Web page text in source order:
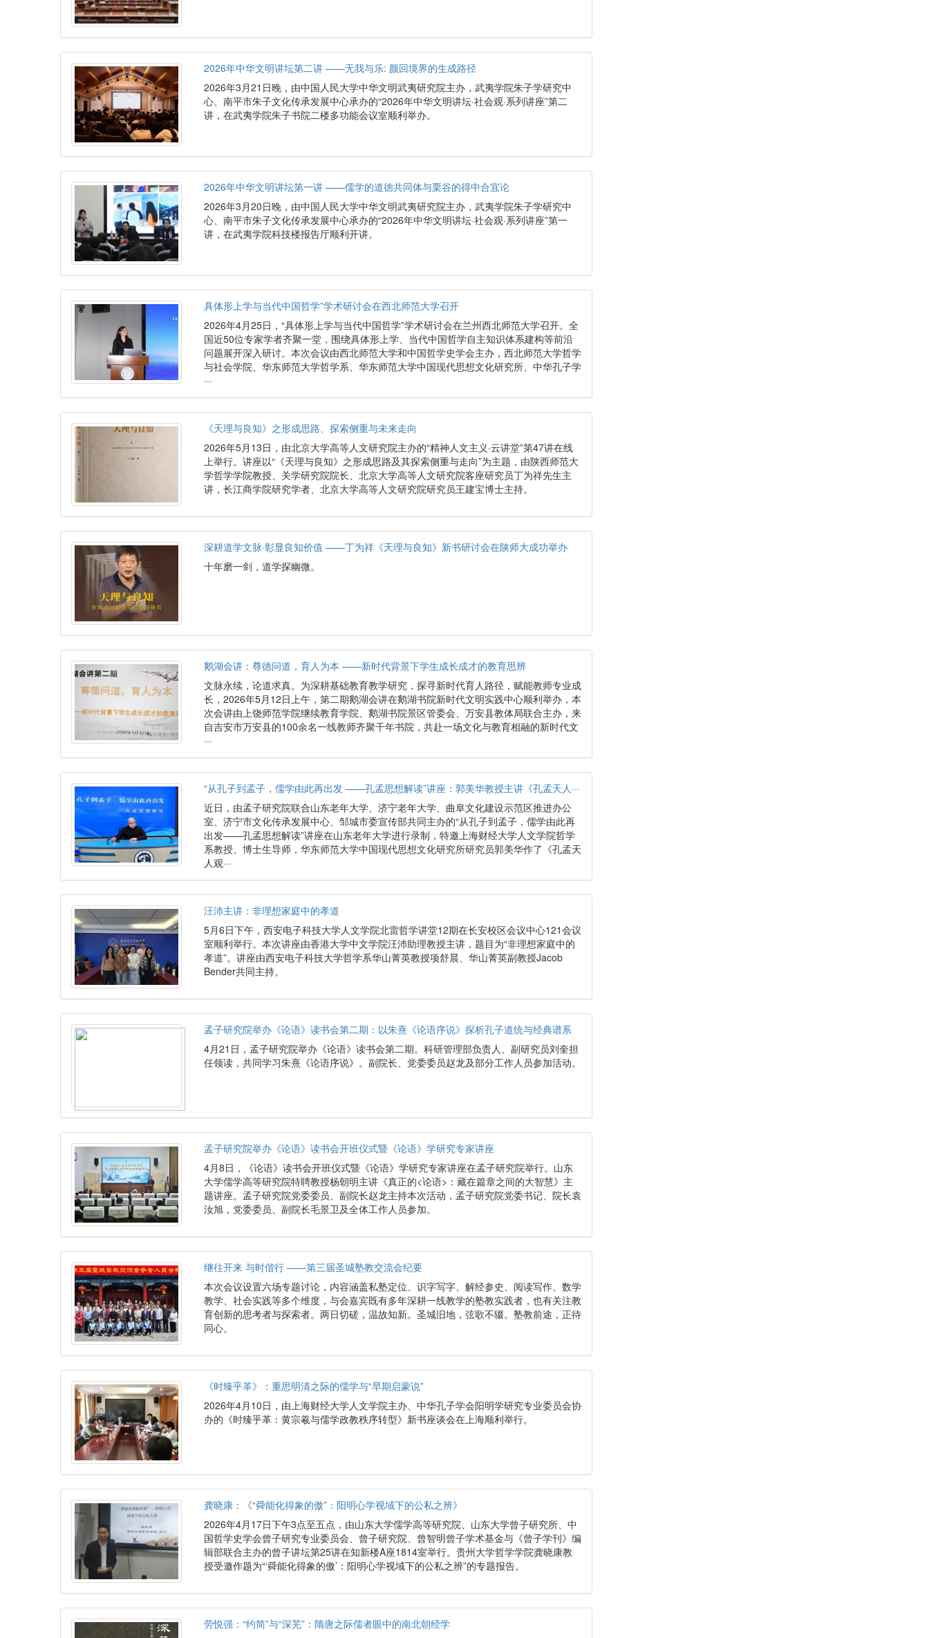
2026年中华文明讲坛第二讲 ——无我与乐: 颜回境界的生成路径
2026年3月21日晚，由中国人民大学中华文明武夷研究院主办，武夷学院朱子学研究中
心、南平市朱子文化传承发展中心承办的“2026年中华文明讲坛·社会观·系列讲座”第二
讲，在武夷学院朱子书院二楼多功能会议室顺利举办。
2026年中华文明讲坛第一讲 ——儒学的道德共同体与栗谷的得中合宜论
2026年3月20日晚，由中国人民大学中华文明武夷研究院主办，武夷学院朱子学研究中
心、南平市朱子文化传承发展中心承办的“2026年中华文明讲坛·社会观·系列讲座”第一
讲，在武夷学院科技楼报告厅顺利开讲。
具体形上学与当代中国哲学”学术研讨会在西北师范大学召开
2026年4月25日，“具体形上学与当代中国哲学”学术研讨会在兰州西北师范大学召开。全
国近50位专家学者齐聚一堂，围绕具体形上学、当代中国哲学自主知识体系建构等前沿
问题展开深入研讨。本次会议由西北师范大学和中国哲学史学会主办，西北师范大学哲学
与社会学院、华东师范大学哲学系、华东师范大学中国现代思想文化研究所、中华孔子学
···
《天理与良知》之形成思路、探索侧重与未来走向
2026年5月13日，由北京大学高等人文研究院主办的“精神人文主义·云讲堂”第47讲在线
上举行。讲座以“《天理与良知》之形成思路及其探索侧重与走向”为主题，由陕西师范大
学哲学学院教授、关学研究院院长、北京大学高等人文研究院客座研究员丁为祥先生主
讲，长江商学院研究学者、北京大学高等人文研究院研究员王建宝博士主持。
深耕道学文脉·彰显良知价值 ——丁为祥《天理与良知》新书研讨会在陕师大成功举办
十年磨一剑，道学探幽微。
鹅湖会讲：尊德问道，育人为本 ——新时代背景下学生成长成才的教育思辨
文脉永续，论道求真。为深耕基础教育教学研究，探寻新时代育人路径，赋能教师专业成
长，2026年5月12日上午，第二期鹅湖会讲在鹅湖书院新时代文明实践中心顺利举办，本
次会讲由上饶师范学院继续教育学院、鹅湖书院景区管委会、万安县教体局联合主办，来
自吉安市万安县的100余名一线教师齐聚千年书院，共赴一场文化与教育相融的新时代文
···
“从孔子到孟子，儒学由此再出发 ——孔孟思想解读”讲座：郭美华教授主讲《孔孟天人···
近日，由孟子研究院联合山东老年大学、济宁老年大学、曲阜文化建设示范区推进办公
室、济宁市文化传承发展中心、邹城市委宣传部共同主办的“从孔子到孟子，儒学由此再
出发——孔孟思想解读”讲座在山东老年大学进行录制，特邀上海财经大学人文学院哲学
系教授、博士生导师，华东师范大学中国现代思想文化研究所研究员郭美华作了《孔孟天
人观···
汪沛主讲：非理想家庭中的孝道
5月6日下午，西安电子科技大学人文学院北雷哲学讲堂12期在长安校区会议中心121会议
室顺利举行。本次讲座由香港大学中文学院汪沛助理教授主讲，题目为“非理想家庭中的
孝道”。讲座由西安电子科技大学哲学系华山菁英教授项舒晨、华山菁英副教授Jacob
Bender共同主持。
孟子研究院举办《论语》读书会第二期：以朱熹《论语序说》探析孔子道统与经典谱系
4月21日，孟子研究院举办《论语》读书会第二期。科研管理部负责人、副研究员刘奎担
任领读，共同学习朱熹《论语序说》。副院长、党委委员赵龙及部分工作人员参加活动。
孟子研究院举办《论语》读书会开班仪式暨《论语》学研究专家讲座
4月8日，《论语》读书会开班仪式暨《论语》学研究专家讲座在孟子研究院举行。山东
大学儒学高等研究院特聘教授杨朝明主讲《真正的<论语>：藏在篇章之间的大智慧》主
题讲座。孟子研究院党委委员、副院长赵龙主持本次活动，孟子研究院党委书记、院长袁
汝旭，党委委员、副院长毛景卫及全体工作人员参加。
继往开来 与时偕行 ——第三届圣城塾教交流会纪要
本次会议设置六场专题讨论，内容涵盖私塾定位、识字写字、解经参史、阅读写作、数学
教学、社会实践等多个维度，与会嘉宾既有多年深耕一线教学的塾教实践者，也有关注教
育创新的思考者与探索者。两日切磋，温故知新。圣城旧地，弦歌不辍。塾教前途，正待
同心。
《时臻乎革》：重思明清之际的儒学与“早期启蒙说”
2026年4月10日，由上海财经大学人文学院主办、中华孔子学会阳明学研究专业委员会协
办的《时臻乎革：黄宗羲与儒学政教秩序转型》新书座谈会在上海顺利举行。
龚晓康：《“舜能化得象的傲”：阳明心学视域下的公私之辨》
2026年4月17日下午3点至五点，由山东大学儒学高等研究院、山东大学曾子研究所、中
国哲学史学会曾子研究专业委员会、曾子研究院、曾智明曾子学术基金与《曾子学刊》编
辑部联合主办的曾子讲坛第25讲在知新楼A座1814室举行。贵州大学哲学学院龚晓康教
授受邀作题为“‘舜能化得象的傲’：阳明心学视域下的公私之辨”的专题报告。
劳悦强：“约简”与“深芜”：隋唐之际儒者眼中的南北朝经学